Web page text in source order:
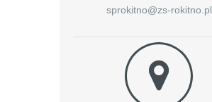
sprokitno@zs-rokitno.pl